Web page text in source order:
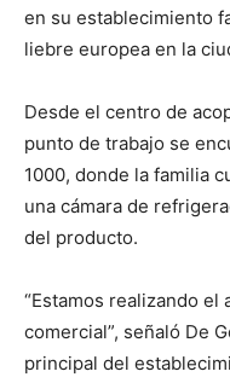
en su establecimiento
liebre europea en la
Desde el centro de
punto de trabajo se
1000, donde la familia
una cámara de
del producto.
“Estamos realizando
comercial”, señaló De
principal del